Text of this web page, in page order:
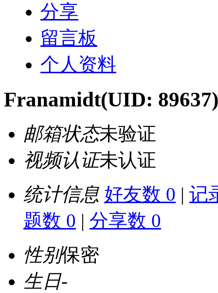
分享
留言板
个人资料
Franamidt(UID: 89637)
邮箱状态未验证
视频认证未认证
统计信息 好友数 0 | 记
题数 0 | 分享数 0
性别保密
生日-